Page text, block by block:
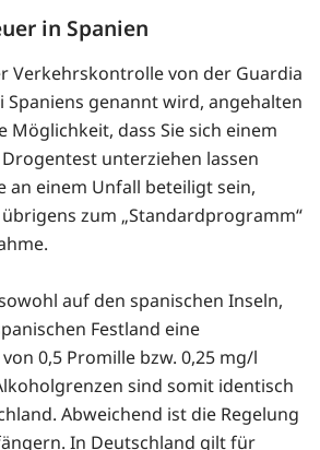
in Spanien
Verkehrskontrolle von der Guardia
Spaniens genannt wird, angehalten
Möglichkeit, dass Sie sich einem
unterziehen lassen
an einem Unfall beteiligt sein,
zum „Standardprogramm“
auf den spanischen Inseln,
Festland eine
0,5 Promille bzw. 0,25 mg/l
sind somit identisch
Abweichend ist die Regelung
In Deutschland gilt für